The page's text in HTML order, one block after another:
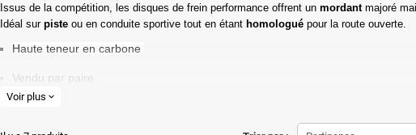
Issus de la compétition, les disques de frein performance offrent un mordant majoré
Idéal sur piste ou en conduite sportive tout en étant homologué pour la route ouverte.
Haute teneur en carbone
Vendu par paire
Valeur de friction maximale
Voir plus expand_more